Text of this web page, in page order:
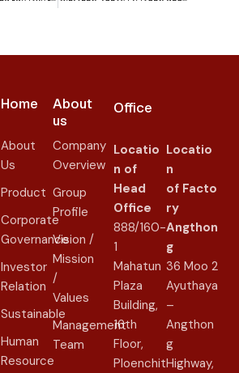
Home
About
Us
Product
Corporate
Governance
Investor
Relation
Sustainable
Human
Resource
About
us​
Company
Overview
Group
Profile
Vision /
Mission
/
Values
Management
Team
Office
Locatio
n of
Head
Office
888/160-
1
Mahatun
Plaza
Building,
16th
Floor,
Ploenchit
Locatio
n
of Facto
ry
Angthon
g
36 Moo 2
Ayuthaya
–
Angthon
g
Highway,